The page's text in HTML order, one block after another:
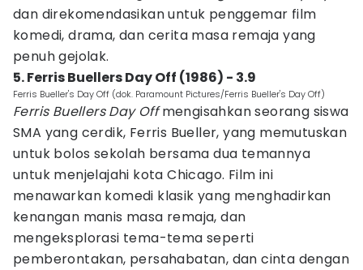
dan direkomendasikan untuk penggemar film
komedi, drama, dan cerita masa remaja yang
penuh gejolak.
5. Ferris Buellers Day Off (1986) - 3.9
Ferris Bueller's Day Off (dok. Paramount Pictures/Ferris Bueller's Day Off)
Ferris Buellers Day Offmengisahkan seorang siswa
SMA yang cerdik, Ferris Bueller, yang memutuskan
untuk bolos sekolah bersama dua temannya
untuk menjelajahi kota Chicago. Film ini
menawarkan komedi klasik yang menghadirkan
kenangan manis masa remaja, dan
mengeksplorasi tema-tema seperti
pemberontakan, persahabatan, dan cinta dengan